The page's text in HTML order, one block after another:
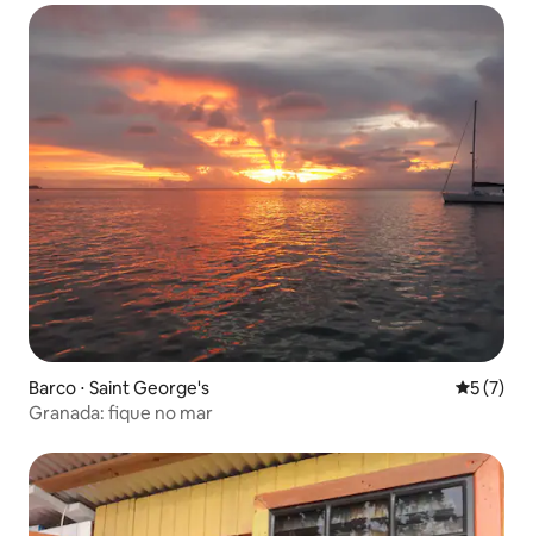
Barco ⋅ Saint George's 5 de
5 (7)
Granada: fique no mar